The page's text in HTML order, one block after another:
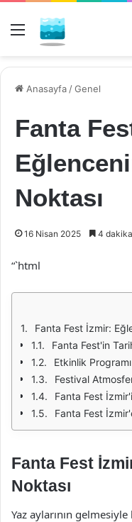
Menü
Anasayfa /Genel
Fanta
Noktası
16 Nisan 2025 4
“`html
Fanta Fest İzmir:
Fanta Fest'in
Etkinlik
Festival
Fanta Fest
Fanta Fest
Fanta Fest
Noktası
Yaz aylarının